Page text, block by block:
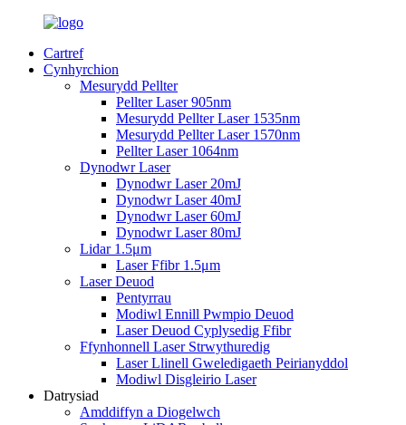
Cartref
Cynhyrchion
Mesurydd Pellter
Pellter Laser 905nm
Mesurydd Pellter Laser 1535nm
Mesurydd Pellter Laser 1570nm
Pellter Laser 1064nm
Dynodwr Laser
Dynodwr Laser 20mJ
Dynodwr Laser 40mJ
Dynodwr Laser 60mJ
Dynodwr Laser 80mJ
Lidar 1.5μm
Laser Ffibr 1.5μm
Laser Deuod
Pentyrrau
Modiwl Ennill Pwmpio Deuod
Laser Deuod Cyplysedig Ffibr
Ffynhonnell Laser Strwythuredig
Laser Llinell Gweledigaeth Peirianyddol
Modiwl Disgleirio Laser
Datrysiad
Amddiffyn a Diogelwch